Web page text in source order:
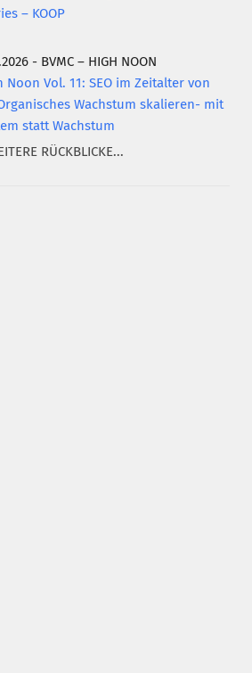
– KOOP
- BVMC – HIGH NOON
Noon Vol. 11: SEO im Zeitalter von
Wachstum skalieren- mit
statt Wachstum
RÜCKBLICKE...